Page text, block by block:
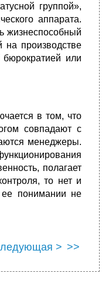
группой»,
аппарата.
жизнеспособный
на производстве
или
в том, что
совпадают с
менеджеры.
полагает
то нет и
ее понимании не
> >>